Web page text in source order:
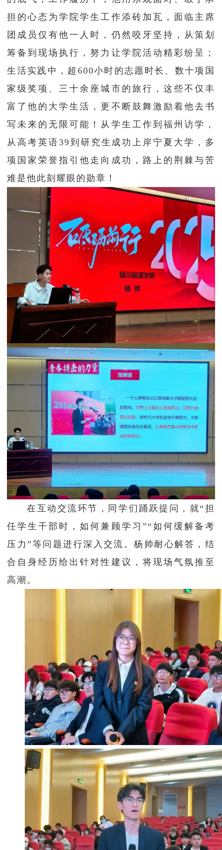
担的心态为学院学生工作添砖加瓦，面临主席
团成员仅有他一人时，仍然咬牙坚持，从策划
筹备到现场执行，努力让学院活动精彩纷呈；
生活实践中，超600小时的志愿时长、数十项国
家级奖项、三十余座城市的旅行，这些不仅丰
富了他的大学生活，更不断鼓舞激励着他去书
写未来的无限可能！从学生工作到福州访学，
从高考英语39到研究生成功上岸宁夏大学，多
项国家荣誉指引他走向成功，路上的荆棘与苦
难是他此刻耀眼的勋章！
在互动交流环节，同学们踊跃提问，就“担
任学生干部时，如何兼顾学习”“如何缓解备考
压力”等问题进行深入交流。杨帅耐心解答，结
合自身经历给出针对性建议，将现场气氛推至
高潮。